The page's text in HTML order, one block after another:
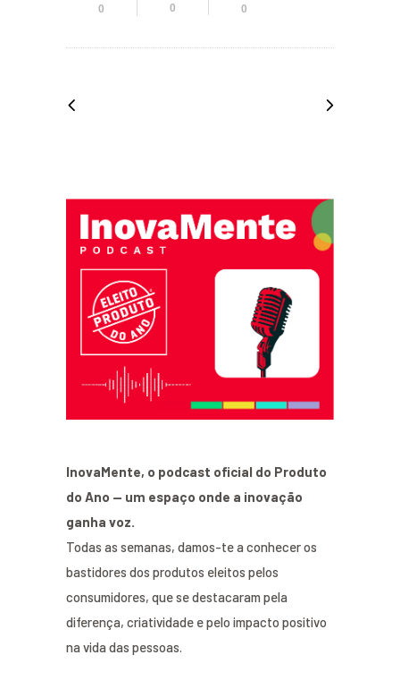
0 0 0
InovaMente, o podcast oficial do Produto
do Ano — um espaço onde a inovação
ganha voz.
Todas as semanas, damos-te a conhecer os
bastidores dos produtos eleitos pelos
consumidores, que se destacaram pela
diferença, criatividade e pelo impacto positivo
na vida das pessoas.